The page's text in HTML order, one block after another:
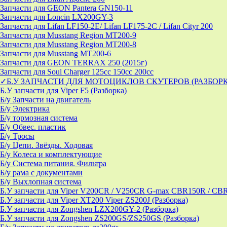
Запчасти для GEON Pantera GN150-11
Запчасти для Loncin LX200GY-3
Запчасти для Lifan LF150-2E/ Lifan LF175-2C / Lifan Cityr 200
Запчасти для Musstang Region MT200-9
Запчасти для Musstang Region MT200-8
Запчасти для Musstang MT200-6
Запчасти для GEON TERRAX 250 (2015г)
Запчасти для Soul Charger 125сс 150cc 200сс
✓Б.У ЗАПЧАСТИ ДЛЯ МОТОЦИКЛОВ СКУТЕРОВ
Б.У запчасти для Viper F5 (Разборка)
Б/у Запчасти на двигатель
Б/у Электрика
Б/у тормозная система
Б/у Обвес. пластик
Б/у Тросы
Б/у Цепи. Звёзды. Ходовая
Б/у Колеса и комплектующие
Б/у Система питания. Фильтра
Б/у рама с документами
Б/у Выхлопная система
Б.У запчасти для Viper V200CR / V250CR G-max CBR150R /
Б.У запчасти для Viper XT200 Viper ZS200J (Разборка)
Б.У запчасти для Zongshen LZX200GY-2 (Разборка)
Б.У запчасти для Zongshen ZS200GS/ZS250GS (Разборка)